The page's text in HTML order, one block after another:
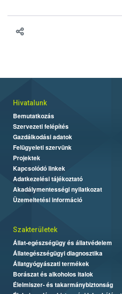
Hivatalunk
Bemutatkozás
Szervezeti felépítés
Gazdálkodási adatok
Felügyeleti szervünk
Projektek
Kapcsolódó linkek
Adatkezelési tájékoztató
Akadálymentességi nyilatkozat
Üzemeltetési információ
Szakterületek
Állat-egészségügy és állatvédelem
Állategészségügyi diagnosztika
Állatgyógyászati termékek
Borászat és alkoholos italok
Élelmiszer- és takarmánybiztonság